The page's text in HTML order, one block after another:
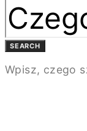
SEARCH
Wpisz, czego